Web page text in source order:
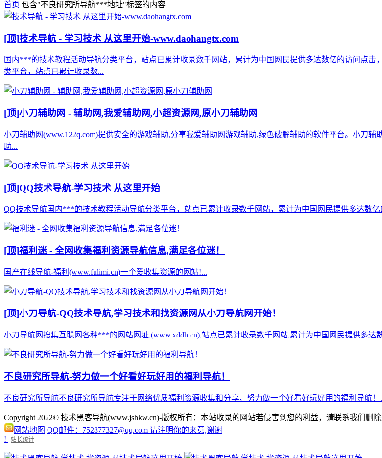
首页 包含"不良研究所导航***地址"标签的内容
[顶]技术导航 - 学习技术 从这里开始-www.daohangtx.com
国内***的技术教程活动导航分类平台，站点已累计收录数千网站，累计为中国网民提供多达数亿的访问点
类平台，站点已累计收录数...
[顶]小刀辅助网 - 辅助网,我爱辅助网,小超资源网,原小刀辅助网
小刀辅助网(www.122q.com)提供安全的游戏辅助,分享我爱辅助网游戏辅助,绿色破解辅助的软件平台。小刀
助...
[顶]QQ技术导航-学习技术 从这里开始
QQ技术导航国内***的技术教程活动导航分类平台，站点已累计收录数千网站，累计为中国网民提供多达数
[顶]福利迷 - 全网收集福利资源导航信息,满足各位迷！
国产在线导航-福利(www.fulimi.cn)一个爱收集资源的网站!...
[顶]小刀导航-QQ技术导航,学习技术和找资源网从小刀导航网开始！
小刀导航网搜集互联网各种***的网站网址,(www.xddh.cn),站点已累计收录数千网站,累计为中国网民提供多
不良研究所导航-努力做一个好看好玩好用的福利导航！
不良研究所导航不良研究所导航专注于网络优质福利资源收集和分享，努力做一个好看好玩好用的福利导航！
Copyright 2022© 技术黑客导航(www.jshkw.cn)-版权所有：本站收录的网站若侵害到您的利益，请联系我们删除
网站地图 QQ邮件：752877327@qq.com 请注明你的来意,谢谢
!
站长统计